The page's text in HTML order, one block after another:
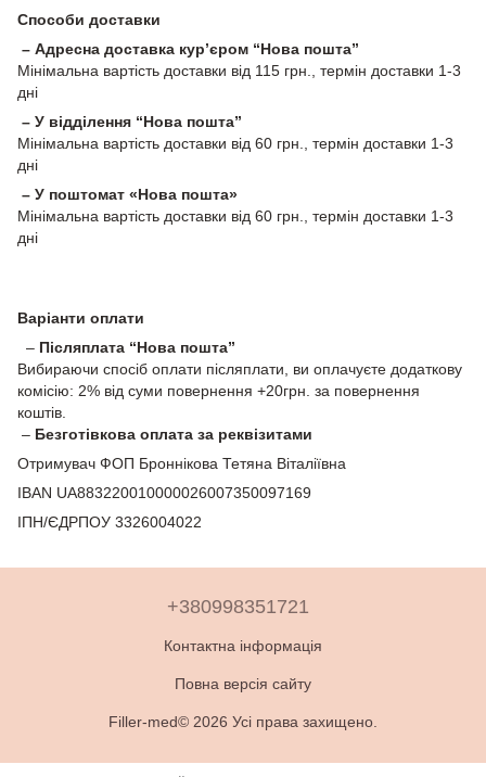
Способи доставки
– Адресна доставка кур’єром “Нова пошта”
Мінімальна вартість доставки від 115 грн., термін доставки 1-3
дні
– У відділення “Нова пошта”
Мінімальна вартість доставки від 60 грн., термін доставки 1-3
дні
– У поштомат «Нова пошта»
Мінімальна вартість доставки від 60 грн., термін доставки 1-3
дні
Варіанти оплати
– Післяплата “Нова пошта”
Вибираючи спосіб оплати післяплати, ви оплачуєте додаткову
комісію: 2% від суми повернення +20грн. за повернення
коштів.
– Безготівкова оплата за реквізитами
Отримувач ФОП Броннікова Тетяна Віталіївна
IBAN UA883220010000026007350097169
ІПН/ЄДРПОУ 3326004022
+380998351721
Контактна інформація
Повна версія сайту
Filler-med© 2026 Усі права захищено.